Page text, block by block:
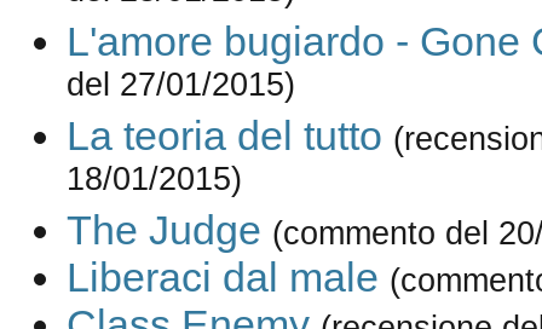
L'amore bugiardo - Gone
del 27/01/2015)
La teoria del tutto
18/01/2015)
The Judge (commento del
Liberaci dal male